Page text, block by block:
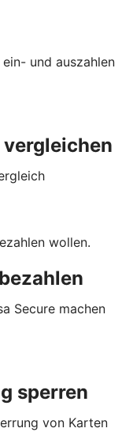
und auszahlen
wollen.
Secure machen
sperren
von Karten